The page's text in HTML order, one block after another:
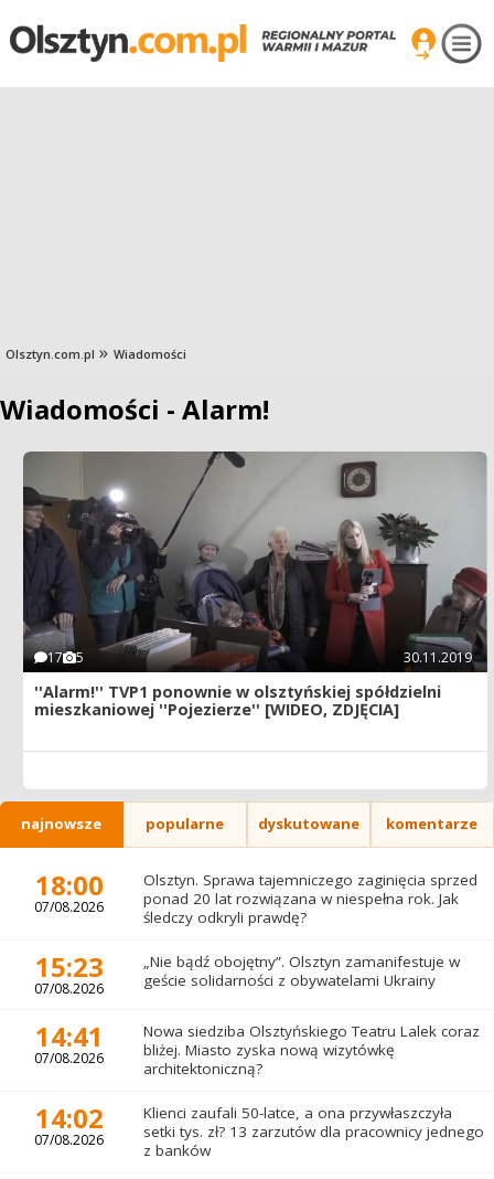
Olsztyn.com.pl Wiadomości
Wiadomości - Alarm!
17 5 30.11.2019
''Alarm!'' TVP1 ponownie w olsztyńskiej spółdzielni
mieszkaniowej ''Pojezierze'' [WIDEO, ZDJĘCIA]
najnowsze popularne dyskutowane komentarze
18:00
07/08.2026
Olsztyn. Sprawa tajemniczego zaginięcia sprzed
ponad 20 lat rozwiązana w niespełna rok. Jak
śledczy odkryli prawdę?
15:23
07/08.2026
„Nie bądź obojętny”. Olsztyn zamanifestuje w
geście solidarności z obywatelami Ukrainy
14:41
07/08.2026
Nowa siedziba Olsztyńskiego Teatru Lalek coraz
bliżej. Miasto zyska nową wizytówkę
architektoniczną?
14:02
07/08.2026
Klienci zaufali 50-latce, a ona przywłaszczyła
setki tys. zł? 13 zarzutów dla pracownicy jednego
z banków